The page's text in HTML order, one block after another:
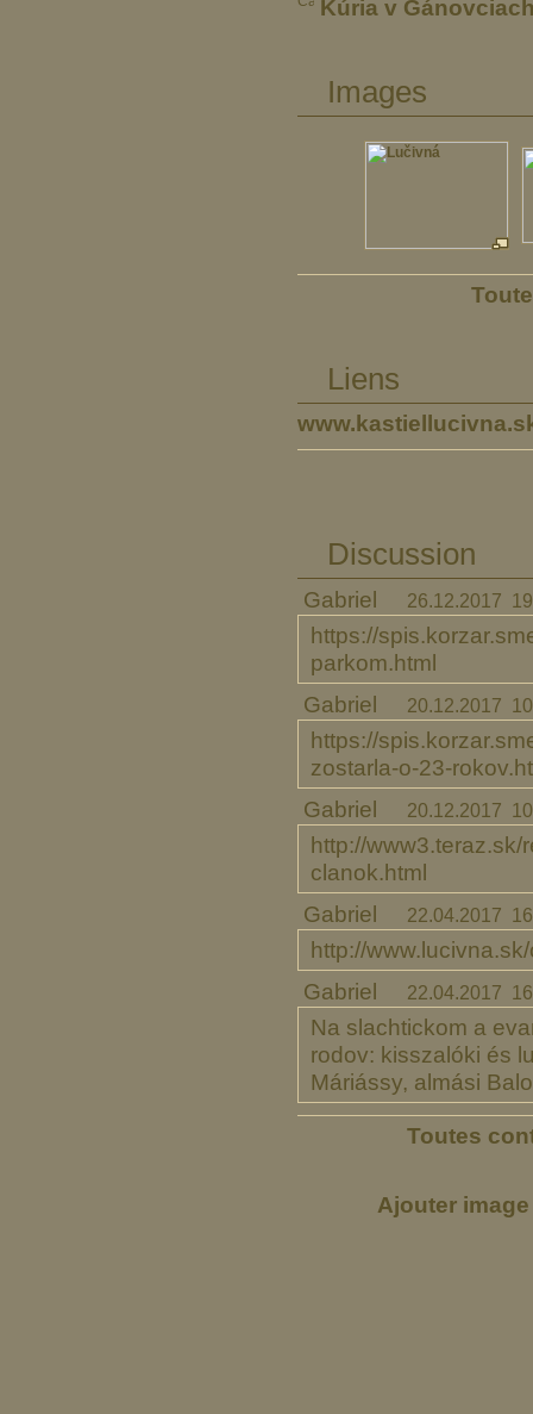
Kúria v
Images
Liens
Discussion
Gabriel 26.12.2017
https://
parkom.html
Gabriel
20.12.2017
https://
zostarla-o-23-
Gabriel
20.12.2017
http://
clanok.html
Gabriel
22.04.2017
http://
Gabriel
22.04.2017
Na slachtickom a
rodov: kisszalóki és
Máriássy, almási
Toutes
Ajouter image